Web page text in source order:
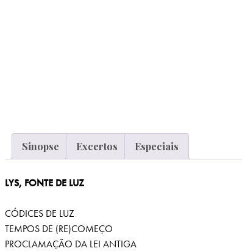
Sinopse Excertos Especiais
LYS, FONTE DE LUZ
CÓDICES DE LUZ
TEMPOS DE (RE)COMEÇO
PROCLAMAÇÃO DA LEI ANTIGA